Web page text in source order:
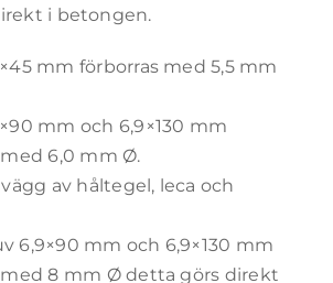
i betongen.
mm förborras med 5,5 mm
mm och 6,9×130 mm
6,0 mm Ø.
av håltegel, leca och
6,9×90 mm och 6,9×130 mm
med 8 mm Ø detta görs direkt